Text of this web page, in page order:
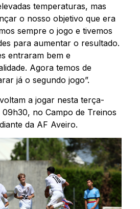
temperaturas, mas
o nosso objetivo que era
sempre o jogo e tivemos
para aumentar o resultado.
entraram bem e
Agora temos de
já o segundo jogo”.
a jogar nesta terça-
no Campo de Treinos
da AF Aveiro.